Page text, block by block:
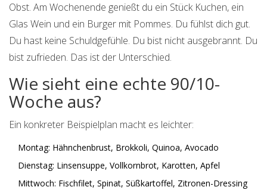
Obst. Am Wochenende genießt du ein Stück Kuchen, ein
Glas Wein und ein Burger mit Pommes. Du fühlst dich gut.
Du hast keine Schuldgefühle. Du bist nicht ausgebrannt. Du
bist zufrieden. Das ist der Unterschied.
Wie sieht eine echte 90/10-
Woche aus?
Ein konkreter Beispielplan macht es leichter:
Montag: Hähnchenbrust, Brokkoli, Quinoa, Avocado
Dienstag: Linsensuppe, Vollkornbrot, Karotten, Apfel
Mittwoch: Fischfilet, Spinat, Süßkartoffel, Zitronen-Dressing